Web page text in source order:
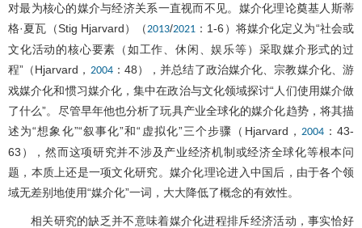
对最为核心的媒介与经济关系一直视而不见。媒介化理论奠基人斯蒂
格·夏瓦（Stig Hjarvard）（2013/2021 ：1-6）将媒介化定义为“社会或
文化活动的核心要素（如工作、休闲、娱乐等）采取媒介形式的过
程”（Hjarvard， 2004：48），并总结了政治媒介化、宗教媒介化、游
戏媒介化和惯习媒介化，集中在政治与文化领域探讨“人们使用媒介做
了什么”。尽管早年他也分析了玩具产业全球化的媒介化趋势，将其描
述为“想象化”“叙事化”和“虚拟化”三个步骤（Hjarvard， 2004：43-
63），然而这项研究并不涉及产业经济机制或经济全球化等根本问
题，本质上还是一项文化研究。媒介化理论进入中国后，由于各个领
域无差别地使用“媒介化”一词，大大降低了概念的有效性。
相关研究的缺乏并不意味着媒介化进程排斥经济活动，事实恰好